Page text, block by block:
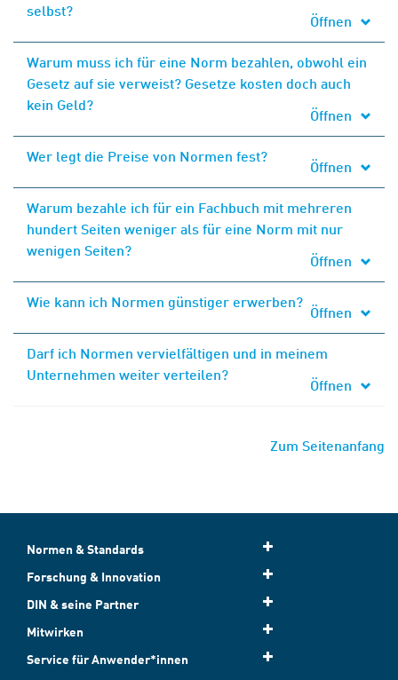
selbst?
Öffnen
Warum muss ich für eine Norm bezahlen, obwohl ein
Gesetz auf sie verweist? Gesetze kosten doch auch
kein Geld?
Öffnen
Wer legt die Preise von Normen fest?
Öffnen
Warum bezahle ich für ein Fachbuch mit mehreren
hundert Seiten weniger als für eine Norm mit nur
wenigen Seiten?
Öffnen
Wie kann ich Normen günstiger erwerben?
Öffnen
Darf ich Normen vervielfältigen und in meinem
Unternehmen weiter verteilen?
Öffnen
Zum Seitenanfang
Normen & Standards
Forschung & Innovation
DIN & seine Partner
Mitwirken
Service für Anwender*innen